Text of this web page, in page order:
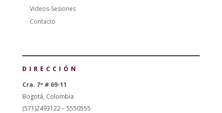
Videos-Sesiones
Contacto
DIRECCIÓN
Cra. 7ª # 69-11
Bogotá, Colombia
(571)2493122 – 5550555